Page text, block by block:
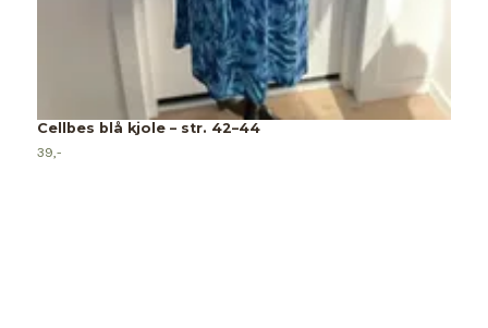
Cellbes blå kjole – str. 42–44
39,-